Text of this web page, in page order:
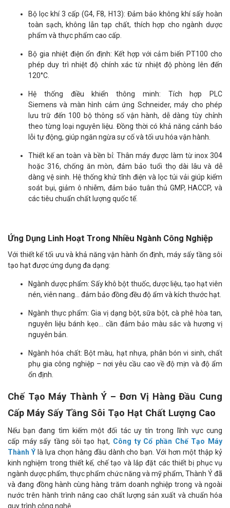
Bộ lọc khí 3 cấp (G4, F8, H13): Đảm bảo không khí sấy hoàn
toàn sạch, không lẫn tạp chất, thích hợp cho ngành dược
phẩm và thực phẩm cao cấp.
Bộ gia nhiệt điện ổn định: Kết hợp với cảm biến PT100 cho
phép duy trì nhiệt độ chính xác từ nhiệt độ phòng lên đến
120°C.
Hệ thống điều khiển thông minh: Tích hợp PLC
Siemens và màn hình cảm ứng Schneider, máy cho phép
lưu trữ đến 100 bộ thông số vận hành, dễ dàng tùy chỉnh
theo từng loại nguyên liệu. Đồng thời có khả năng cảnh báo
lỗi tự động, giúp ngăn ngừa sự cố và tối ưu hóa vận hành.
Thiết kế an toàn và bền bỉ: Thân máy được làm từ inox 304
hoặc 316, chống ăn mòn, đảm bảo tuổi thọ dài lâu và dễ
dàng vệ sinh. Hệ thống khử tĩnh điện và lọc túi vải giúp kiểm
soát bụi, giảm ô nhiễm, đảm bảo tuân thủ GMP, HACCP, và
các tiêu chuẩn chất lượng quốc tế.
Ứng Dụng Linh Hoạt Trong Nhiều Ngành Công Nghiệp
Với thiết kế tối ưu và khả năng vận hành ổn định, máy sấy tầng sôi
tạo hạt được ứng dụng đa dạng:
Ngành dược phẩm: Sấy khô bột thuốc, dược liệu, tạo hạt viên
nén, viên nang... đảm bảo đồng đều độ ẩm và kích thước hạt.
Ngành thực phẩm: Gia vị dạng bột, sữa bột, cà phê hòa tan,
nguyên liệu bánh kẹo... cần đảm bảo màu sắc và hương vị
nguyên bản.
Ngành hóa chất: Bột màu, hạt nhựa, phân bón vi sinh, chất
phụ gia công nghiệp – nơi yêu cầu cao về độ mịn và độ ẩm
ổn định.
Chế Tạo Máy Thành Ý – Đơn Vị Hàng Đầu Cung
Cấp Máy Sấy Tầng Sôi Tạo Hạt Chất Lượng Cao
Nếu bạn đang tìm kiếm một đối tác uy tín trong lĩnh vực cung
cấp máy sấy tầng sôi tạo hạt, Công ty Cổ phần Chế Tạo Máy
Thành Ýlà lựa chọn hàng đầu dành cho bạn. Với hơn một thập kỷ
kinh nghiệm trong thiết kế, chế tạo và lắp đặt các thiết bị phục vụ
ngành dược phẩm, thực phẩm chức năng và mỹ phẩm, Thành Ý đã
và đang đồng hành cùng hàng trăm doanh nghiệp trong và ngoài
nước trên hành trình nâng cao chất lượng sản xuất và chuẩn hóa
quy trình công nghệ.